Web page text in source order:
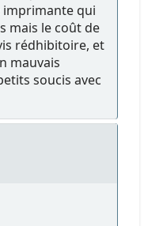
imprimante qui
mais le coût de
rédhibitoire, et
mauvais
soucis avec